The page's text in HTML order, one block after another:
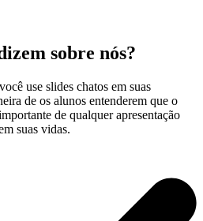
sobre nós?
use slides chatos em suas
de os alunos entenderem que o
de qualquer apresentação
suas vidas.